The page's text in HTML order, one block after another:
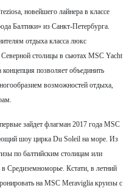
новейшего лайнера в классе
Балтики» из Санкт-Петербурга.
отдыха класса люкс
столицы в сьютах MSC Yacht
позволяет объединить
возможностей отдыха,
зайдет флагман 2017 года MSC
шоу цирка Du Soleil на море. Из
по балтийским столицам или
Средиземноморье. Кстати, в летний
на MSC Meraviglia круизы c